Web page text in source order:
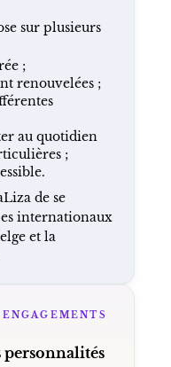
sur plusieurs
;
renouvelées ;
au quotidien
;
de se
internationaux
et la
personnalités